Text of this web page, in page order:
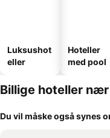
Luksushot
eller
Hoteller
med pool
Billige hoteller
Du vil måske også synes